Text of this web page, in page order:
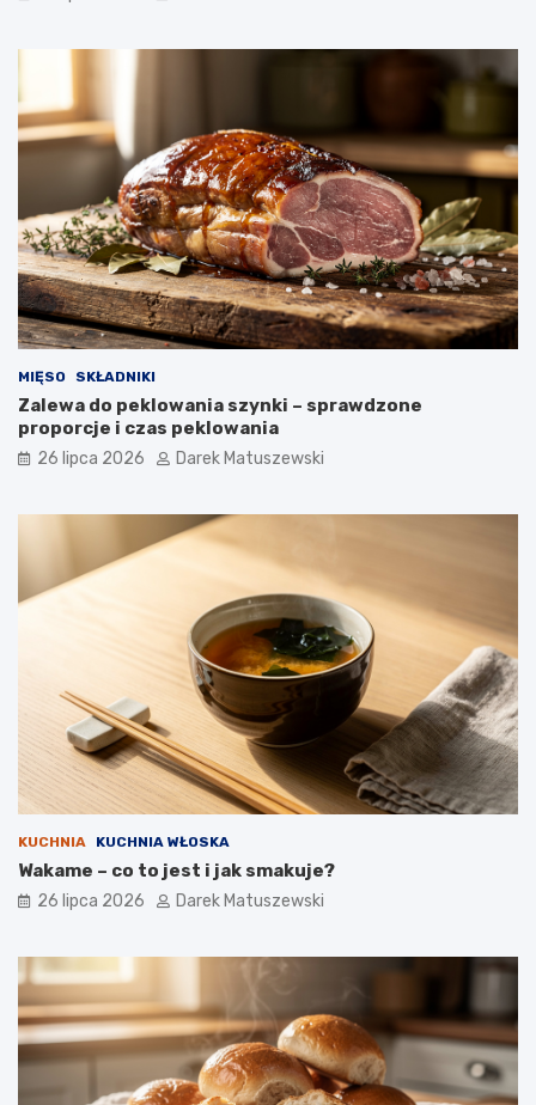
MIĘSO SKŁADNIKI
Zalewa do peklowania szynki – sprawdzone
proporcje i czas peklowania
26 lipca 2026 Darek Matuszewski
KUCHNIA KUCHNIA WŁOSKA
Wakame – co to jest i jak smakuje?
26 lipca 2026 Darek Matuszewski